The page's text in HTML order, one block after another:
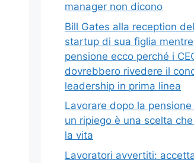
manager non dicono
Bill Gates alla reception
startup di sua figlia
pensione ecco perché i
dovrebbero rivedere il
leadership in prima linea
Lavorare dopo la pensione
un ripiego è una scelta
la vita
Lavoratori avvertiti: